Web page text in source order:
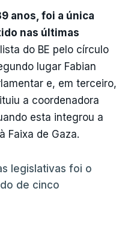
anos, foi a única
nas últimas
do BE pelo círculo
lugar Fabian
e, em terceiro,
a coordenadora
esta integrou a
Faixa de Gaza.
legislativas foi o
de cinco